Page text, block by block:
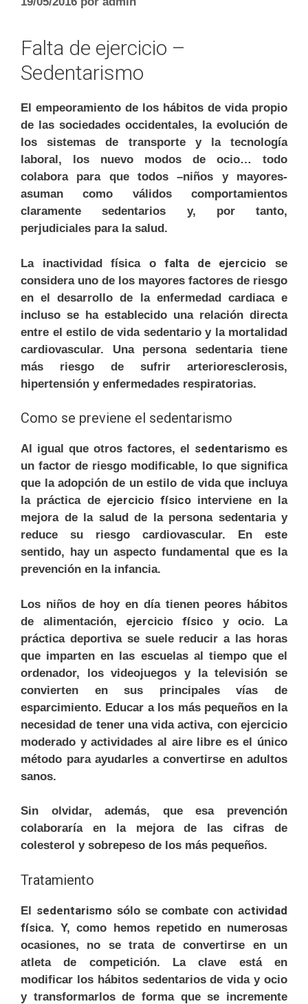
Falta de ejercicio –
Sedentarismo
El empeoramiento de los hábitos de vida propio
de las sociedades occidentales, la evolución de
los sistemas de transporte y la tecnología
laboral, los nuevo modos de ocio… todo
colabora para que todos –niños y mayores-
asuman como válidos comportamientos
claramente sedentarios y, por tanto,
perjudiciales para la salud.
La inactividad física ofalta de ejercicio se
considera uno de los mayores factores de riesgo
en el desarrollo de la enfermedad cardiaca e
incluso se ha establecido una relación directa
entre el estilo de vida sedentario y la mortalidad
cardiovascular. Una persona sedentaria tiene
más riesgo de sufrir arterioresclerosis,
hipertensión y enfermedades respiratorias.
Como se previene el sedentarismo
Al igual que otros factores, el sedentarismo es
un factor de riesgo modificable, lo que significa
que la adopción de un estilo de vida que incluya
la práctica de ejercicio físicointerviene en la
mejora de la salud de la persona sedentaria y
reduce su riesgo cardiovascular. En este
sentido, hay un aspecto fundamental que es la
prevención en la infancia.
Los niños de hoy en día tienen peores hábitos
de alimentación, ejercicio físico y ocio. La
práctica deportiva se suele reducir a las horas
que imparten en las escuelas al tiempo que el
ordenador, los videojuegos y la televisión se
convierten en sus principales vías de
esparcimiento. Educar a los más pequeños en la
necesidad de tener una vida activa, con ejercicio
moderado y actividades al aire libre es el único
método para ayudarles a convertirse en adultos
sanos.
Sin olvidar, además, que esa prevención
colaboraría en la mejora de las cifras de
colesterol y sobrepeso de los más pequeños.
Tratamiento
El sedentarismosólo se combate con actividad
física. Y, como hemos repetido en numerosas
ocasiones, no se trata de convertirse en un
atleta de competición. La clave está en
modificar los hábitos sedentarios de vida y ocio
y transformarlos de forma que se incremente